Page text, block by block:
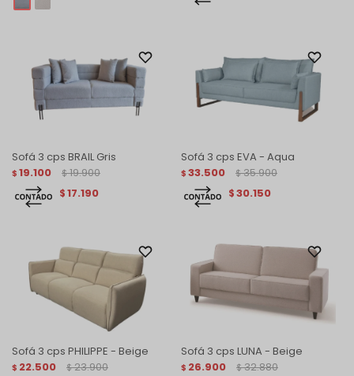
Sofá 3 cps BRAIL Gris
$ 19.100 $ 19.900
$17.190
Sofá 3 cps EVA - Aqua
$ 33.500 $ 35.900
$30.150
Sofá 3 cps PHILIPPE - Beige
$ 22.500 $ 23.900
Sofá 3 cps LUNA - Beige
$ 26.900 $ 32.880